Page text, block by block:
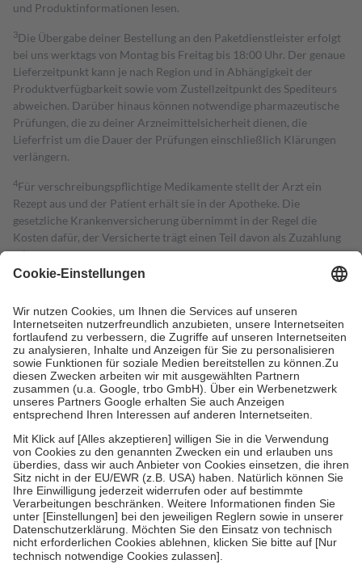
und Produktinformationen lesen.
3Die Übergabe deiner Bestellung an den Paketdienstleister erfolgt
bei uns werktags von Montag bis Freitag bis 18:00 Uhr. Der genaue
Lieferzeitpunkt kann je nach Region und in Abhängigkeit der
Produktverfügbarkeit sowie vom Zustellzeitpunkt des Spediteurs
abweichen. Darüber hinaus können notwendige pharmazeutische
Prüfungen, die zu deiner Arzneimittelsicherheit dienen, die
Lieferfrist um die Dauer der Prüfungen einschließlich Klärungen
verlängern.
4Für verschreibungspflichtige Medikamente stellt der Arzt ein
Rezept aus und der Patient erhält sie in der Apotheke. Die
gesetzliche Krankenversicherung übernimmt in der Regel die
Kosten dafür, der Versicherte trägt einen Teil davon als Zuzahlung
mit.
Grundsätzlich leisten Mitglieder Zuzahlungen in Höhe von zehn
höchstens zehn Euro.
Es sind jedoch nie mehr als die tatsächlichen
Kosten der Leistung zu entrichten.
Diese Regeln gelten grundsätzlich auch für Online-Apotheken.
Bei Heilmitteln und häuslicher Krankenpflege beträgt die
Zuzahlung zehn Prozent der Kosten sowie zehn Euro je
Verordnung.
Um das Engagement der Versicherten für ihre eigene Gesundheit zu
stärken und die besondere Stellung der Familie zu unterstützen,
fallenkeine Zuzahlungenan bei:
• Kindern und Jugendlichen bis zum vollendeten 18. Lebensjahr
mit Ausnahme der Fahrkosten
• Untersuchungen zur Vorsorge und Früherkennung, die von der
GKV getragen werden
• empfohlenen Schutzimpfungen
• Harn- und Blutteststreifen